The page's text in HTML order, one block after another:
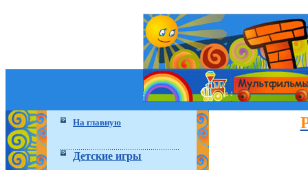
На главную
Детские игры